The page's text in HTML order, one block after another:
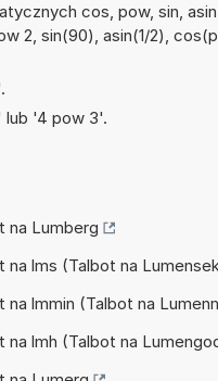
cos, pow, sin,
2, sin(90), asin(1/2),
lub '4 pow 3'.
na Lumberg
na lms (Talbot na
na lmmin (Talbot na
na lmh (Talbot na